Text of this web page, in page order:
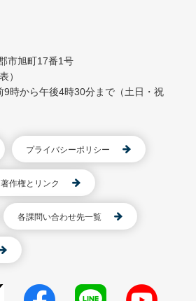
市旭町17番1号
）
9時から午後4時30分まで（土日・祝
プライバシーポリシー
著作権とリンク
各課問い合わせ先一覧